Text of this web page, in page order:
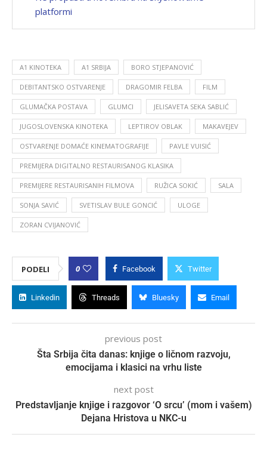
platformi
A1 KINOTEKA A1 SRBIJA BORO STJEPANOVIĆ
DEBITANTSKO OSTVARENJE DRAGOMIR FELBA FILM
GLUMAČKA POSTAVA GLUMCI JELISAVETA SEKA SABLIĆ
JUGOSLOVENSKA KINOTEKA LEPTIROV OBLAK MAKAVEJEV
OSTVARENJE DOMAĆE KINEMATOGRAFIJE PAVLE VUISIĆ
PREMIJERA DIGITALNO RESTAURISANOG KLASIKA
PREMIJERE RESTAURISANIH FILMOVA RUŽICA SOKIĆ SALA
SONJA SAVIĆ SVETISLAV BULE GONCIĆ ULOGE
ZORAN CVIJANOVIĆ
PODELI 0 Facebook Twitter
Linkedin Threads Bluesky Email
previous post
Šta Srbija čita danas: knjige o ličnom razvoju,
emocijama i klasici na vrhu liste
next post
Predstavljanje knjige i razgovor ‘O srcu’ (mom i vašem)
Dejana Hristova u NKC-u